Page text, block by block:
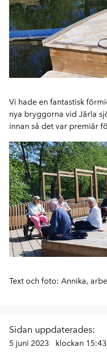
Vi hade en fantastisk
nya bryggorna vid Järla
innan så det var premiär
Text och foto: Annika,
Sidan uppdaterades:
5 juni 2023 klockan 15:43